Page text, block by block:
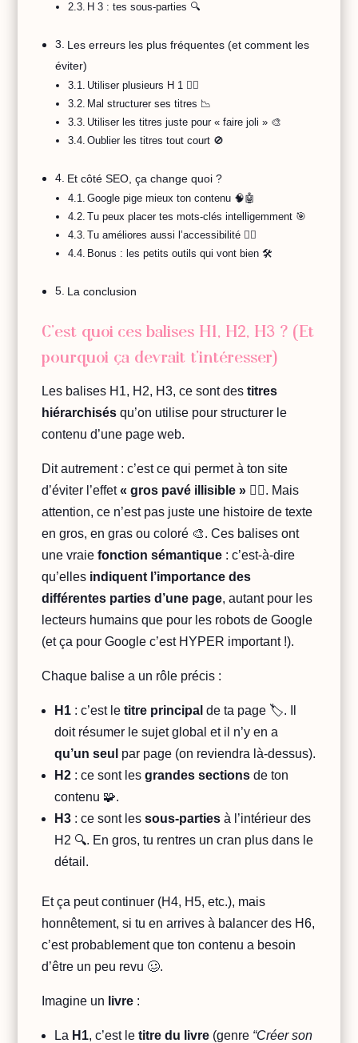
H 3 : tes sous-parties 🔍
Les erreurs les plus fréquentes (et comment les
éviter)
Utiliser plusieurs H 1 😵‍💫
Mal structurer ses titres 📉
Utiliser les titres juste pour « faire joli » 🎨
Oublier les titres tout court 🚫
Et côté SEO, ça change quoi ?
Google pige mieux ton contenu 🧠🤖
Tu peux placer tes mots-clés intelligemment 🎯
Tu améliores aussi l’accessibilité 🧏‍♀️
Bonus : les petits outils qui vont bien 🛠️
La conclusion
C’est quoi ces balises H1, H2, H3 ? (Et
pourquoi ça devrait t’intéresser)
Les balises H1, H2, H3, ce sont destitres
hiérarchisés qu’on utilise pour structurer le
contenu d’une page web.
Dit autrement : c’est ce qui permet à ton site
d’éviter l’effet« gros pavé illisible » 😵‍💫. Mais
attention, ce n’est pas juste une histoire de texte
en gros, en gras ou coloré 🎨. Ces balises ont
une vraiefonction sémantique : c’est-à-dire
qu’elles indiquent l’importance des
différentes parties d’une page, autant pour les
lecteurs humains que pour les robots de Google
(et ça pour Google c’est HYPER important !).
Chaque balise a un rôle précis :
H1 : c’est letitre principal de ta page 🏷️. Il
doit résumer le sujet global et il n’y en a
qu’un seul par page (on reviendra là-dessus).
H2 : ce sont lesgrandes sections de ton
contenu 🧩.
H3 : ce sont lessous-parties à l’intérieur des
H2 🔍. En gros, tu rentres un cran plus dans le
détail.
Et ça peut continuer (H4, H5, etc.), mais
honnêtement, si tu en arrives à balancer des H6,
c’est probablement que ton contenu a besoin
d’être un peu revu 🥴.
Imagine un livre :
La H1, c’est letitre du livre (genre “Créer son